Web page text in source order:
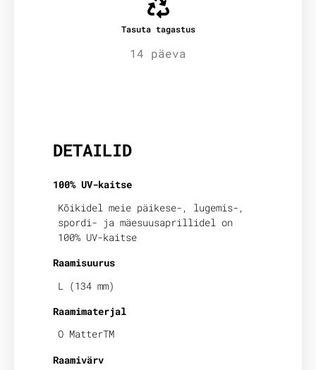
Tasuta tagastus
14 päeva
DETAILID
100% UV-kaitse
Kõikidel meie päikese-, lugemis-,
spordi- ja mäesuusaprillidel on
100% UV-kaitse
Raamisuurus
L (134 mm)
Raamimaterjal
O MatterTM
Raamivärv